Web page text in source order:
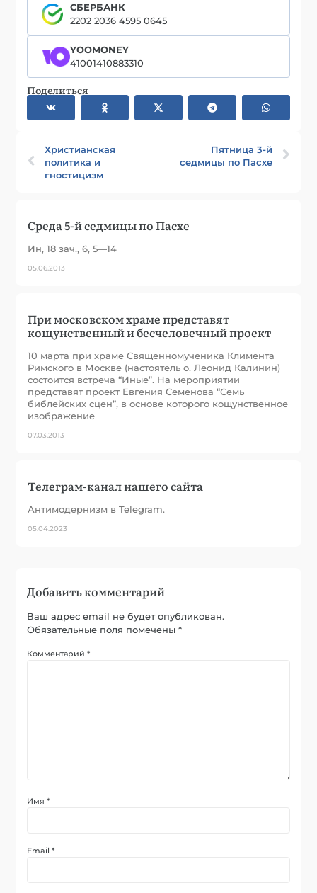
СБЕРБАНК
2202 2036 4595 0645
YOOMONEY
41001410883310
Поделиться
Христианская
политика и
гностицизм
Пятница 3-й
седмицы по Пасхе
Среда 5-й седмицы по Пасхе
Ин, 18 зач., 6, 5—14
05.06.2013
При московском храме представят
кощунственный и бесчеловечный проект
10 марта при храме Священномученика Климента
Римского в Москве (настоятель о. Леонид Калинин)
состоится встреча “Иные”. На мероприятии
представят проект Евгения Семенова “Семь
библейских сцен”, в основе которого кощунственное
изображение
07.03.2013
Телеграм-канал нашего сайта
Антимодернизм в Telegram.
05.04.2023
Добавить комментарий
Ваш адрес email не будет опубликован.
Обязательные поля помечены*
Комментарий*
Имя*
Email*